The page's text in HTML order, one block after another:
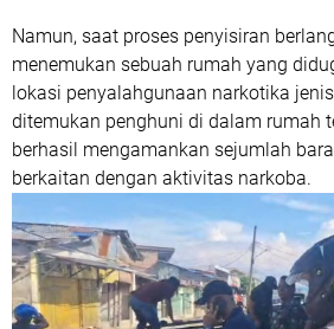
Namun, saat proses penyisiran
menemukan sebuah rumah yang
lokasi penyalahgunaan narkotika
ditemukan penghuni di dalam rumah
berhasil mengamankan sejumlah
berkaitan dengan aktivitas narkoba.